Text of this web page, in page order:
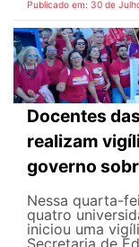
Publicado em: 30 de
Docentes
realizam
governo
Nessa quarta-
quatro
iniciou uma
Secretaria de